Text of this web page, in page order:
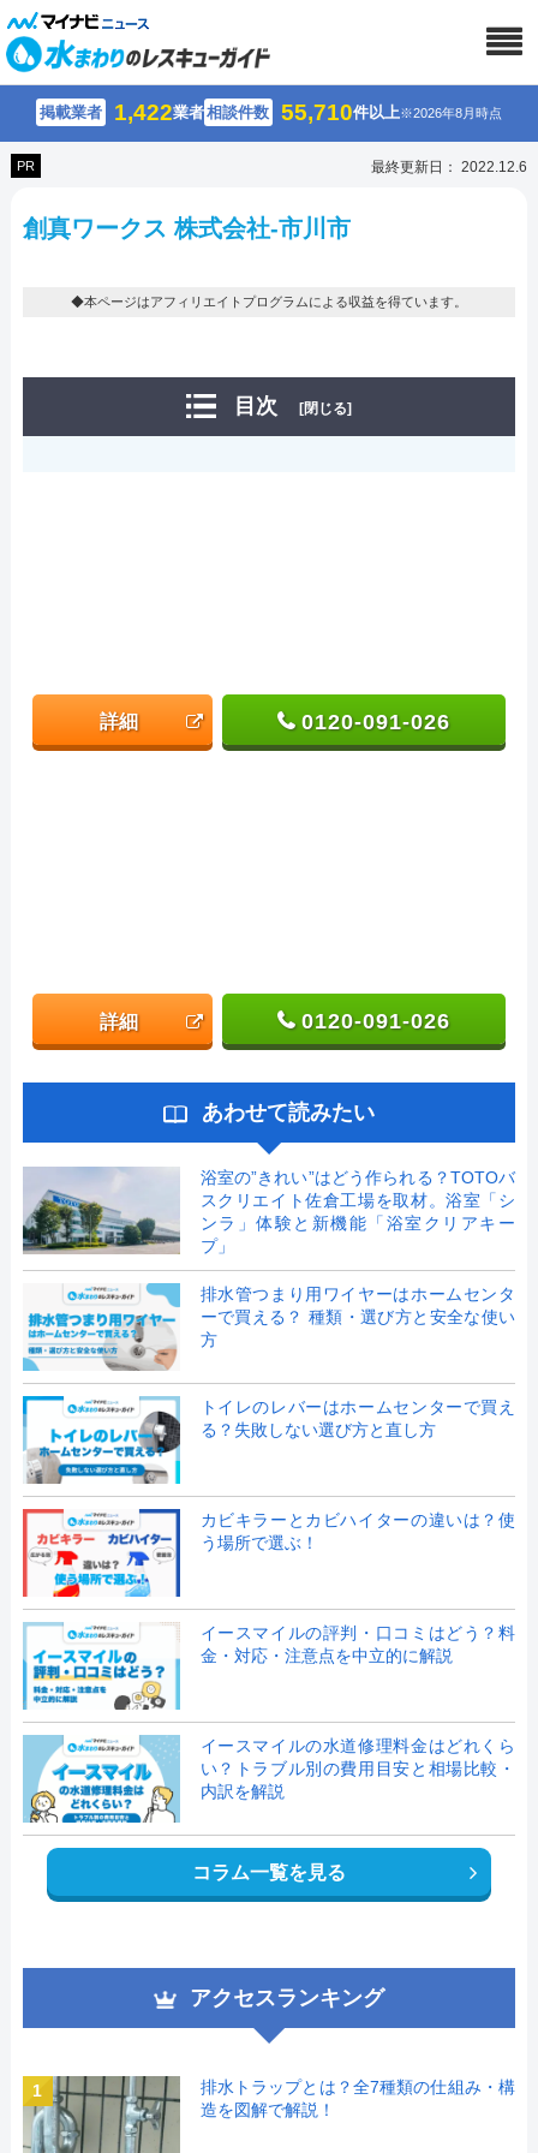
掲載業者 1,422業者相談件数 55,710件以上※2026年8月時点
PR 最終更新日： 2022.12.6
創真ワークス 株式会社-市川市
◆本ページはアフィリエイトプログラムによる収益を得ています。
目次 [閉じる]
詳細 0120-091-026
詳細 0120-091-026
あわせて読みたい
浴室の”きれい”はどう作られる？TOTOバ
スクリエイト佐倉工場を取材。浴室「シ
ンラ」体験と新機能「浴室クリアキー
プ」
排水管つまり用ワイヤーはホームセンタ
ーで買える？ 種類・選び方と安全な使い
方
トイレのレバーはホームセンターで買え
る？失敗しない選び方と直し方
カビキラーとカビハイターの違いは？使
う場所で選ぶ！
イースマイルの評判・口コミはどう？料
金・対応・注意点を中立的に解説
イースマイルの水道修理料金はどれくら
い？トラブル別の費用目安と相場比較・
内訳を解説
コラム一覧を見る
アクセスランキング
1
排水トラップとは？全7種類の仕組み・構
造を図解で解説！